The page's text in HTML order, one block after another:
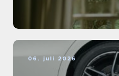
06. juli 2026